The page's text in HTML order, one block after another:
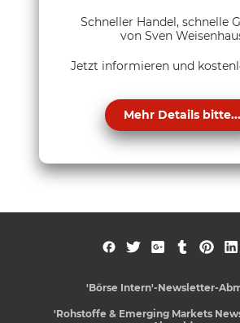
Schneller Handel, schnelle
von Sven
Jetzt informieren und
Mehr Details bitte...
'Börse Intern'-Newsletter-
'Rohstoffe & Emerging Markets